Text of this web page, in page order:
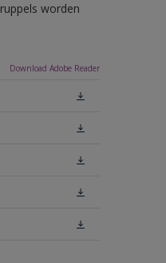
worden
Download Adobe Reader